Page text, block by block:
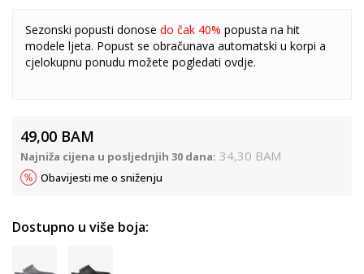
Sezonski popusti donose do čak 40% popusta na hit
modele ljeta. Popust se obračunava automatski u korpi a
cjelokupnu ponudu možete pogledati ovdje.
49,00 BAM
Najniža cijena u posljednjih 30 dana: 34,30 BAM
Obavijesti me o sniženju
Dostupno u više boja: